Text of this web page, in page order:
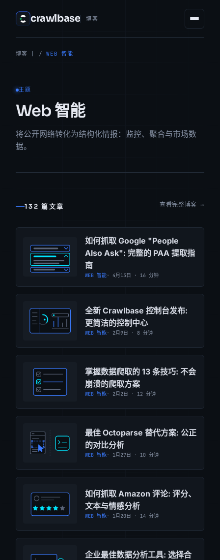
crawlbase 博客
博客 | / WEB 智能
主题
Web 智能
将公开网络转化为结构化情报：监控、聚合与市场数
据。
132 篇文章 查看完整博客 →
如何抓取 Google "People
Also Ask": 完整的 PAA 提取指
南
WEB 智能· 4月13日 · 16 分钟
全新 Crawlbase 控制台发布:
更简洁的控制中心
WEB 智能· 2月9日 · 8 分钟
掌握数据爬取的 13 条技巧: 不会
崩溃的爬取方案
WEB 智能· 2月2日 · 12 分钟
最佳 Octoparse 替代方案: 公正
的对比分析
WEB 智能· 1月27日 · 10 分钟
如何抓取 Amazon 评论: 评分、
文本与情感分析
WEB 智能· 1月20日 · 14 分钟
企业最佳数据分析工具: 选择合